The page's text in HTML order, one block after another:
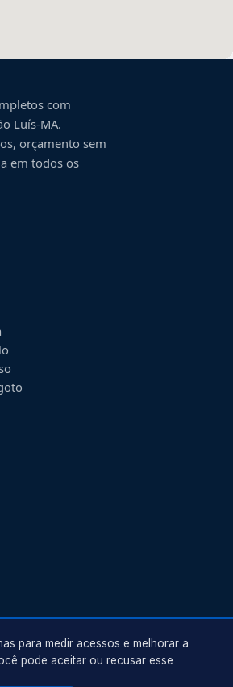
com
Luís-MA.
orçamento sem
em todos os
para medir acessos e melhorar a
pode aceitar ou recusar esse